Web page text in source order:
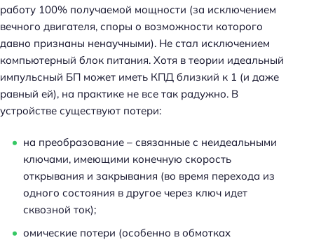
работу 100% получаемой мощности (за исключением
вечного двигателя, споры о возможности которого
давно признаны ненаучными). Не стал исключением
компьютерный блок питания. Хотя в теории идеальный
импульсный БП может иметь КПД близкий к 1 (и даже
равный ей), на практике не все так радужно. В
устройстве существуют потери:
на преобразование – связанные с неидеальными
ключами, имеющими конечную скорость
открывания и закрывания (во время перехода из
одного состояния в другое через ключ идет
сквозной ток);
омические потери (особенно в обмотках